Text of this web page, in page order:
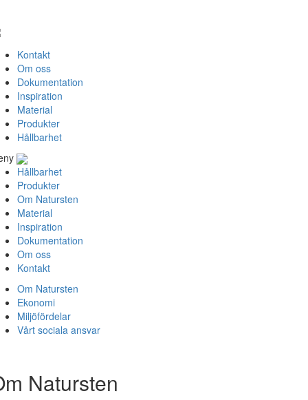
Kontakt
Om oss
Dokumentation
Inspiration
Material
Produkter
Hållbarhet
Hållbarhet
Produkter
Om Natursten
Material
Inspiration
Dokumentation
Om oss
Kontakt
Om Natursten
Ekonomi
Miljöfördelar
Vårt sociala ansvar
Natursten